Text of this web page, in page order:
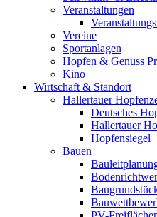
Veranstaltungen
Vereine
Sportanlagen
Hopfen & Genuss
Kino
Wirtschaft & Standort
Hallertauer
Deutsches
Hallertauer
Hopfensiegel
Bauen